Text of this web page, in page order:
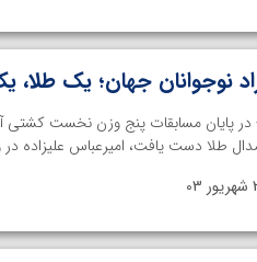
نوجوانان جهان؛ یک طلا، یک
طلا دست یافت، امیرعباس علیزاده در